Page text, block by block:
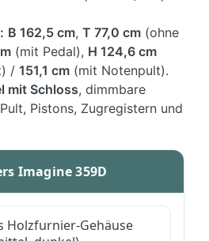
B 162,5 cm, T 77,0 cm (ohne
(mit Pedal), H 124,6 cm
/ 151,1 cm (mit Notenpult).
mit Schloss, dimmbare
Pistons, Zugregistern und
Imagine 359D
Holzfurnier-Gehäuse